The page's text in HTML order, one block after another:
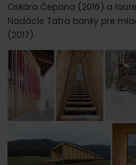
Oskára Čepana (2016) a
Nadácie Tatra banky pre
(2017).